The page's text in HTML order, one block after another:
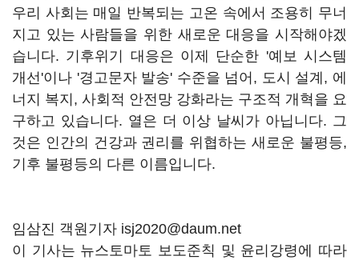
우리 사회는 매일 반복되는 고온 속에서 조용히 무너
지고 있는 사람들을 위한 새로운 대응을 시작해야겠
습니다. 기후위기 대응은 이제 단순한 '예보 시스템
개선'이나 '경고문자 발송' 수준을 넘어, 도시 설계, 에
너지 복지, 사회적 안전망 강화라는 구조적 개혁을 요
구하고 있습니다. 열은 더 이상 날씨가 아닙니다. 그
것은 인간의 건강과 권리를 위협하는 새로운 불평등,
기후 불평등의 다른 이름입니다.
임삼진 객원기자 isj2020@daum.net
이 기사는 뉴스토마토 보도준칙 및 윤리강령에 따라